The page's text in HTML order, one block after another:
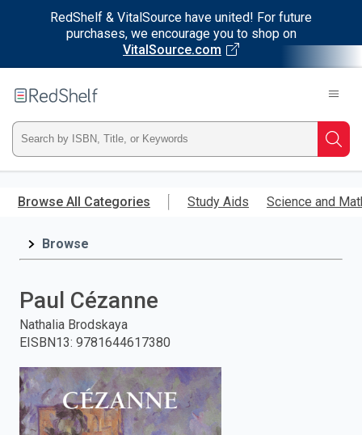
RedShelf & VitalSource have united! For future
purchases, we encourage you to shop on
VitalSource.com
main
RedShelf
Type
ISBN,
Title,
and
press
enter
to
Browse All Categories Study Aids Science and
Browse
Paul Cézanne
Nathalia Brodskaya
EISBN13: 9781644617380